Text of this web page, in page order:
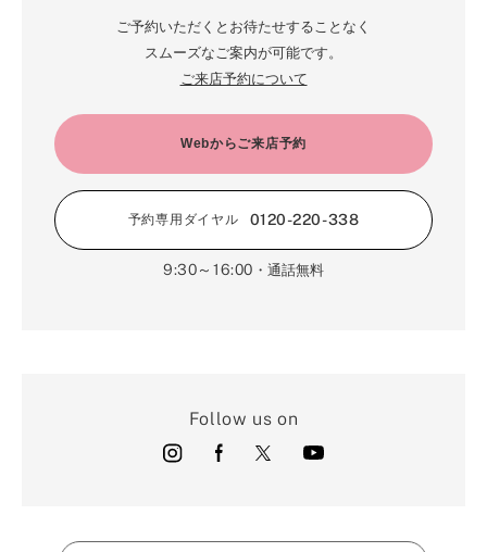
ご予約いただくとお待たせすることなく
スムーズなご案内が可能です。
ご来店予約について
Webからご来店予約
予約専用ダイヤル 0120-220-338
9:30～16:00 ・通話無料
Follow us on